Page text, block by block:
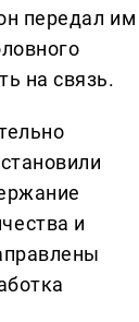
передал им
на связь.
и